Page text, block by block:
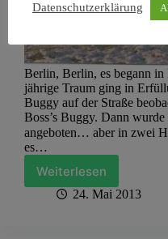
Berlin, Berlin, es begann
jährige Traum ging in
Buggy auf der Straße
Boss’s Buggy. Dann
angeboten… aber in zwei
es…
Weiterlesen
Karmann
GF
24. Mai 2013
Datenschutzerklärung